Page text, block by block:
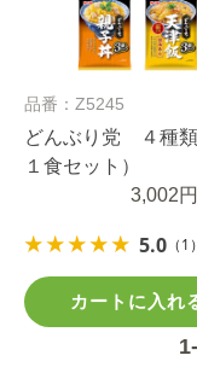
品番：Z5245
どんぶり党 ４種類
１食セット）
3,002円
5.0 （1）
カートに入れ